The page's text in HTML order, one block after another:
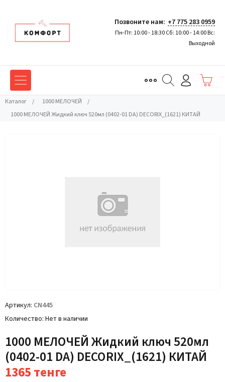
Позвоните нам: +7 775 283 0959
Пн-Пт: 10:00 - 18:30 Сб: 10:00 - 14:00 Вс:
Выходной
Каталог / 1000 МЕЛОЧЕЙ
/
1000 МЕЛОЧЕЙ Жидкий ключ 520мл (0402-01 DA) DECORIX_(1621) КИТАЙ
Артикул CN445
Количество Нет в наличии
1000 МЕЛОЧЕЙ Жидкий ключ 520мл
(0402-01 DA) DECORIX_(1621) КИТАЙ
1365тенге